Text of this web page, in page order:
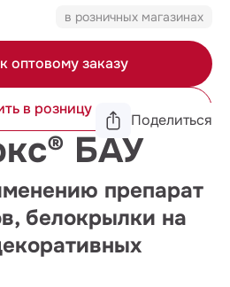
в розничных магазинах
оптовому заказу
в розницу
Поделиться
БАУ
препарат
белокрылки на